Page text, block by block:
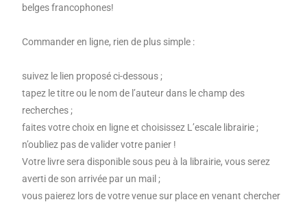
belges francophones!
Commander en ligne, rien de plus simple :
suivez le lien proposé ci-dessous ;
tapez le titre ou le nom de l’auteur dans le champ des
recherches ;
faites votre choix en ligne et choisissez L’escale librairie ;
n’oubliez pas de valider votre panier !
Votre livre sera disponible sous peu à la librairie, vous serez
averti de son arrivée par un mail ;
vous paierez lors de votre venue sur place en venant chercher